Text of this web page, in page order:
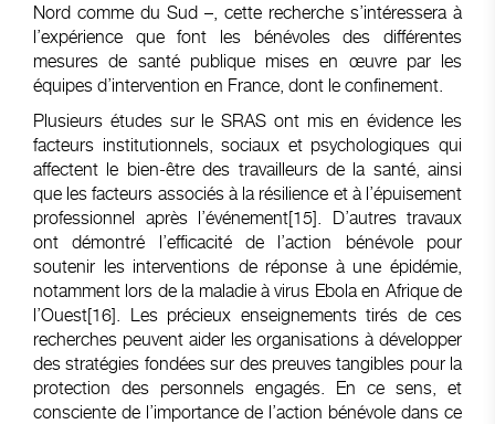
Nord comme du Sud –, cette recherche s’intéressera à
l’expérience que font les bénévoles des différentes
mesures de santé publique mises en œuvre par les
équipes d’intervention en France, dont le confinement.
Plusieurs études sur le SRAS ont mis en évidence les
facteurs institutionnels, sociaux et psychologiques qui
affectent le bien-être des travailleurs de la santé, ainsi
que les facteurs associés à la résilience et à l’épuisement
professionnel après l’événement[15]. D’autres travaux
ont démontré l’efficacité de l’action bénévole pour
soutenir les interventions de réponse à une épidémie,
notamment lors de la maladie à virus Ebola en Afrique de
l’Ouest[16]. Les précieux enseignements tirés de ces
recherches peuvent aider les organisations à développer
des stratégies fondées sur des preuves tangibles pour la
protection des personnels engagés. En ce sens, et
consciente de l’importance de l’action bénévole dans ce